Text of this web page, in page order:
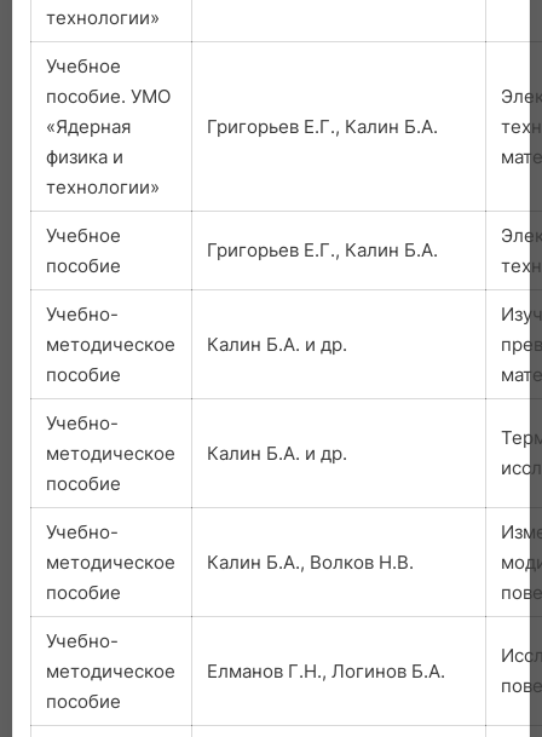
технологии»
Учебное
пособие. УМО
«Ядерная
физика и
технологии»
Григорьев Е.Г., Калин Б.А.
Учебное
пособие
Григорьев Е.Г., Калин Б.А.
Учебно-
методическое
пособие
Калин Б.А. и др.
Учебно-
методическое
пособие
Калин Б.А. и др.
Учебно-
методическое
пособие
Калин Б.А., Волков Н.В.
Учебно-
методическое
пособие
Елманов Г.Н., Логинов Б.А.